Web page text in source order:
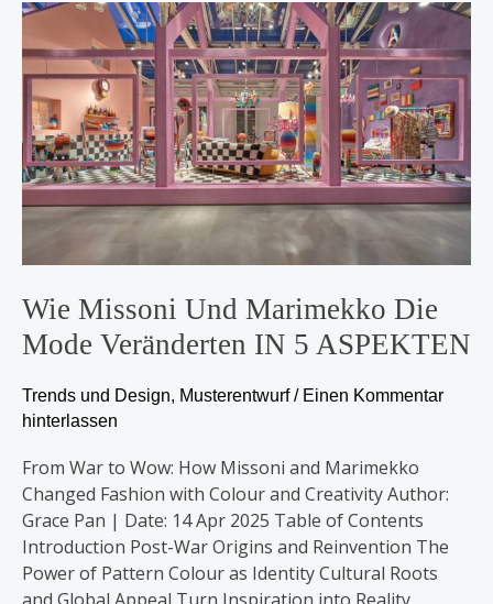
Wie Missoni Und Marimekko Die
Mode Veränderten IN 5 ASPEKTEN
Trends und Design, Musterentwurf/ Einen Kommentar
hinterlassen
From War to Wow: How Missoni and Marimekko
Changed Fashion with Colour and Creativity Author:
Grace Pan | Date: 14 Apr 2025 Table of Contents
Introduction Post-War Origins and Reinvention The
Power of Pattern Colour as Identity Cultural Roots
Wie
Missoni
und
Marimekko
die
Mode
veränderten
IN
5
ASPEKTEN